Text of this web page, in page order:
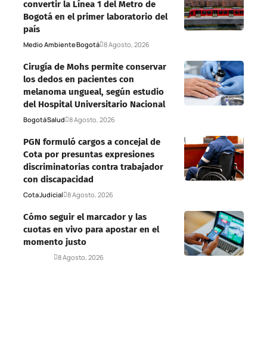
convertir la Línea 1 del Metro de
Bogotá en el primer laboratorio del
país
Medio AmbienteBogotá 8 Agosto, 2026
Cirugía de Mohs permite conservar
los dedos en pacientes con
melanoma ungueal, según estudio
del Hospital Universitario Nacional
BogotáSalud 8 Agosto, 2026
PGN formuló cargos a concejal de
Cota por presuntas expresiones
discriminatorias contra trabajador
con discapacidad
CotaJudicial 8 Agosto, 2026
Cómo seguir el marcador y las
cuotas en vivo para apostar en el
momento justo
8 Agosto, 2026